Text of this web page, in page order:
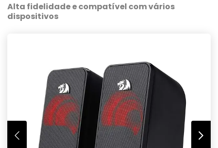
Alta fidelidade e compatível com vários
dispositivos